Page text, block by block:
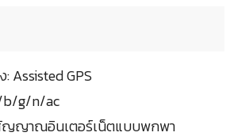
Assisted GPS
b/g/n/ac
ญญาณอินเตอร์เน็ตแบบพกพา